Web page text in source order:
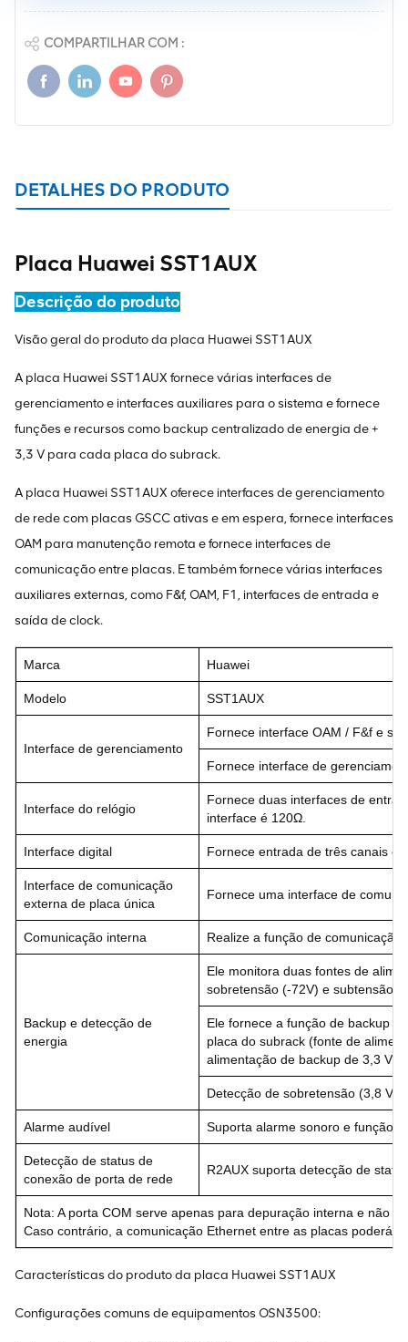
COMPARTILHAR COM :
DETALHES DO PRODUTO
Placa Huawei SST1AUX
Descrição do produto
Visão geral do produto da placa Huawei SST1AUX
A placa Huawei SST1AUX fornece várias interfaces de
gerenciamento e interfaces auxiliares para o sistema e fornece
funções e recursos como backup centralizado de energia de +
3,3 V para cada placa do subrack.
A placa Huawei SST1AUX oferece interfaces de gerenciamento
de rede com placas GSCC ativas e em espera, fornece interfaces
OAM para manutenção remota e fornece interfaces de
comunicação entre placas. E também fornece várias interfaces
auxiliares externas, como F&f, OAM, F1, interfaces de entrada e
saída de clock.
Marca Huawei
Modelo SST1AUX
Interface de gerenciamento
Fornece interface OAM / F&f e
Fornece interface de
Interface do relógio
Fornece duas interfaces de
interface é 120Ω.
Interface digital Fornece entrada de três canais e
Interface de comunicação
externa de placa única
Fornece uma interface de
Comunicação interna Realize a função de
Backup e detecção de
energia
Ele monitora duas fontes de
sobretensão (-72V) e subtensão
Ele fornece a função de backup
placa do subrack (fonte de
alimentação de backup de 3,3 V é
Detecção de sobretensão (3,8 V)
Alarme audível Suporta alarme sonoro e função
Detecção de status de
conexão de porta de rede
R2AUX suporta detecção de
Nota: A porta COM serve apenas para depuração interna e não
Caso contrário, a comunicação Ethernet entre as placas poderá
Características do produto da placa Huawei SST1AUX
Configurações comuns de equipamentos OSN3500: